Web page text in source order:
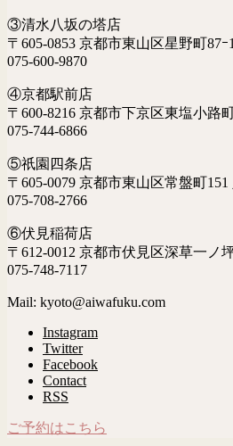
③清水八坂の塔店
〒605-0853 京都市東山区星野町87ｰ
075-600-9870
④京都駅前店
〒600-8216 京都市下京区東塩小路
075-744-6866
⑤祇園四条店
〒605-0079 京都市東山区常盤町
075-708-2766
⑥伏見稲荷店
〒612-0012 京都市伏見区深草一ノ
075-748-7117
Mail: kyoto@aiwafuku.com
Instagram
Twitter
Facebook
Contact
RSS
ご予約はこちら